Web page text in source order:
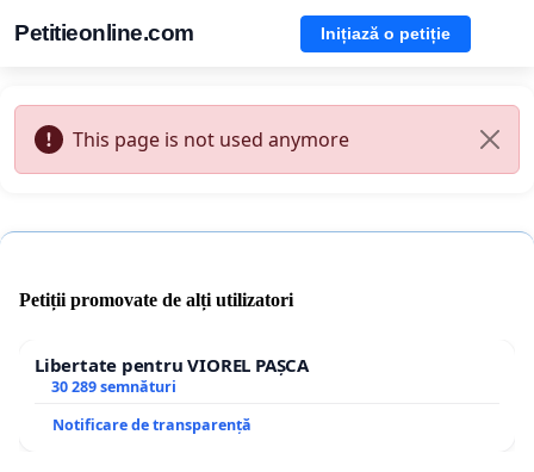
Petitieonline.com Inițiază o petiție
This page is not used anymore
Petiții promovate de alți utilizatori
Libertate pentru VIOREL PAȘCA
30 289 semnături
Notificare de transparență